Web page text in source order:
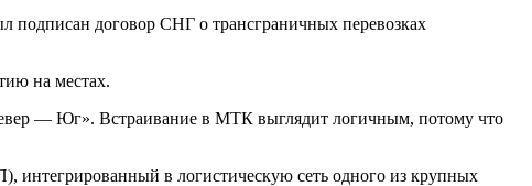
подписан договор СНГ о трансграничных перевозках
на местах.
— Юг». Встраивание в МТК выглядит логичным, потому что
интегрированный в логистическую сеть одного из крупных